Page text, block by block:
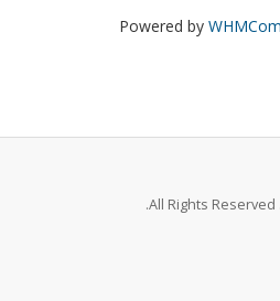
Powered by